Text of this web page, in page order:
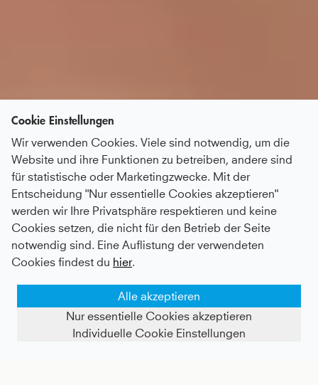
Cookie Einstellungen
Wir verwenden Cookies. Viele sind notwendig, um die
Website und ihre Funktionen zu betreiben, andere sind
für statistische oder Marketingzwecke. Mit der
Entscheidung "Nur essentielle Cookies akzeptieren"
werden wir Ihre Privatsphäre respektieren und keine
Cookies setzen, die nicht für den Betrieb der Seite
notwendig sind. Eine Auflistung der verwendeten
Cookies findest du hier.
Alle akzeptieren
Nur essentielle Cookies akzeptieren
Individuelle Cookie Einstellungen